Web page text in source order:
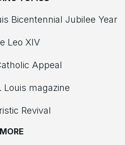
Bicentennial Jubilee Year
Leo XIV
Appeal
Louis magazine
Revival
MORE